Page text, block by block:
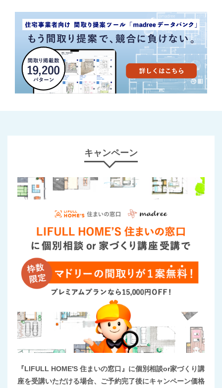
キャンペーン
『LIFULL HOME'S 住まいの窓口』に個別相談or家づくり講
座を受講いただける場合、ご予約完了後にキャンペーン価格